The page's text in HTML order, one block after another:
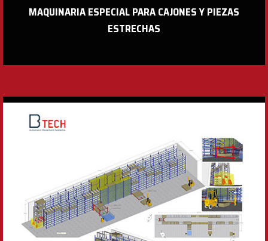
MAQUINARIA ESPECIAL PARA CAJONES Y PIEZAS
ESTRECHAS